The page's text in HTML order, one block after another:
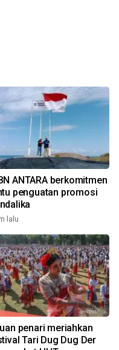
ANTARA berkomitmen
penguatan promosi
lalu
penari meriahkan
Tari Dug Dug Der